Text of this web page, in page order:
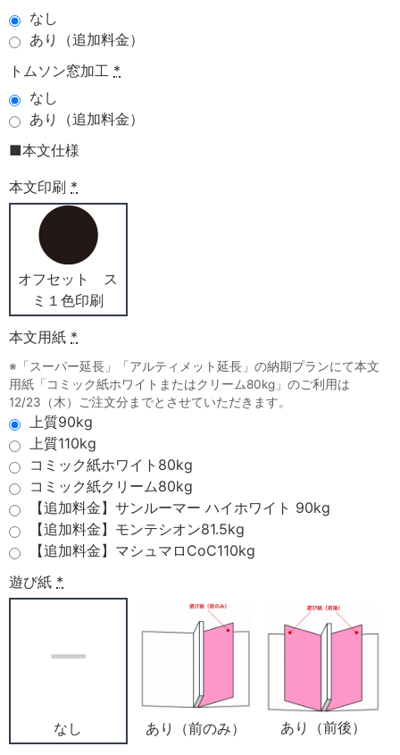
なし
あり（追加料金）
トムソン窓加工 *
なし
あり（追加料金）
■本文仕様
本文印刷 *
オフセット ス
ミ１色印刷
本文用紙 *
※「スーパー延長」「アルティメット延長」の納期プランにて本文
用紙「コミック紙ホワイトまたはクリーム80kg」のご利用は
12/23（木）ご注文分までとさせていただきます。
上質90kg
上質110kg
コミック紙ホワイト80kg
コミック紙クリーム80kg
【追加料金】サンルーマー ハイホワイト 90kg
【追加料金】モンテシオン81.5kg
【追加料金】マシュマロCoC110kg
遊び紙 *
なし あり（前のみ） あり（前後）